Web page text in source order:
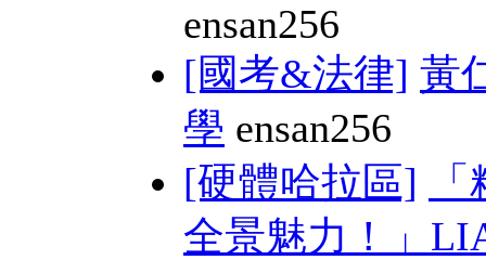
ensan256
[國考&法律] 黃
學 ensan256
[硬體哈拉區]
全景魅力！」